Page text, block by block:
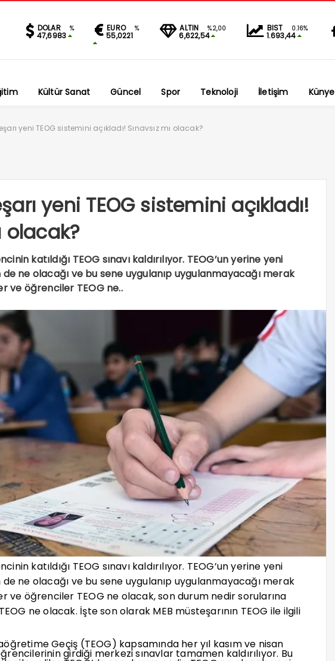
DOLAR %
47,6983
EURO %
55,0221
ALTIN %2,00
6,622,54
BIST 0.16%
1.693,44
Kültür Sanat Güncel Spor Teknoloji İletişim Künye
yeni TEOG sistemini açıkladı! Sınavsız mı olacak?
yeni TEOG sistemini açıkladı!
olacak?
katıldığı TEOG sınavı kaldırılıyor. TEOG’un yerine yeni
ne olacağı ve bu sene uygulanıp uygulanmayacağı merak
ve öğrenciler TEOG ne..
katıldığı TEOG sınavı kaldırılıyor. TEOG’un yerine yeni
ne olacağı ve bu sene uygulanıp uygulanmayacağı merak
ve öğrenciler TEOG ne olacak, son durum nedir sorularına
ne olacak. İşte son olarak MEB müsteşarının TEOG ile ilgili
Geçiş (TEOG) kapsamında her yıl kasım ve nisan
girdiği merkezi sınavlar tamamen kaldırılıyor. Bu